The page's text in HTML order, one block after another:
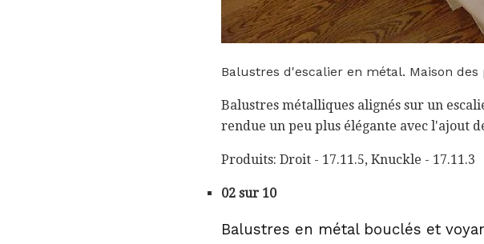
Balustres d'escalier en métal. Maison des
Balustres métalliques alignés sur un
rendue un peu plus élégante avec l'ajout
Produits: Droit - 17.11.5, Knuckle - 17.11.3
02 sur 10
Balustres en métal bouclés et